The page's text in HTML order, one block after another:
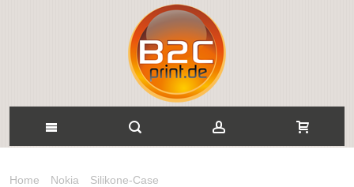
Home Nokia Silikone-Case